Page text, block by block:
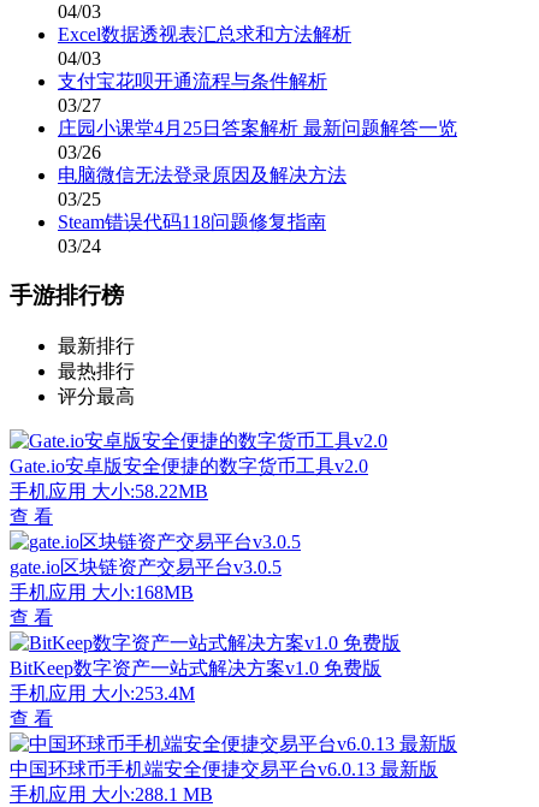
04/03
Excel数据透视表汇总求和方法解析
04/03
支付宝花呗开通流程与条件解析
03/27
庄园小课堂4月25日答案解析 最新问题解答一览
03/26
电脑微信无法登录原因及解决方法
03/25
Steam错误代码118问题修复指南
03/24
手游排行榜
最新排行
最热排行
评分最高
Gate.io安卓版安全便捷的数字货币工具v2.0
手机应用 大小:58.22MB
查 看
gate.io区块链资产交易平台v3.0.5
手机应用 大小:168MB
查 看
BitKeep数字资产一站式解决方案v1.0 免费版
手机应用 大小:253.4M
查 看
中国环球币手机端安全便捷交易平台v6.0.13 最新版
手机应用 大小:288.1 MB